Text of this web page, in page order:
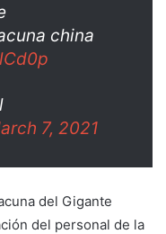
china
7, 2021
del Gigante
del personal de la